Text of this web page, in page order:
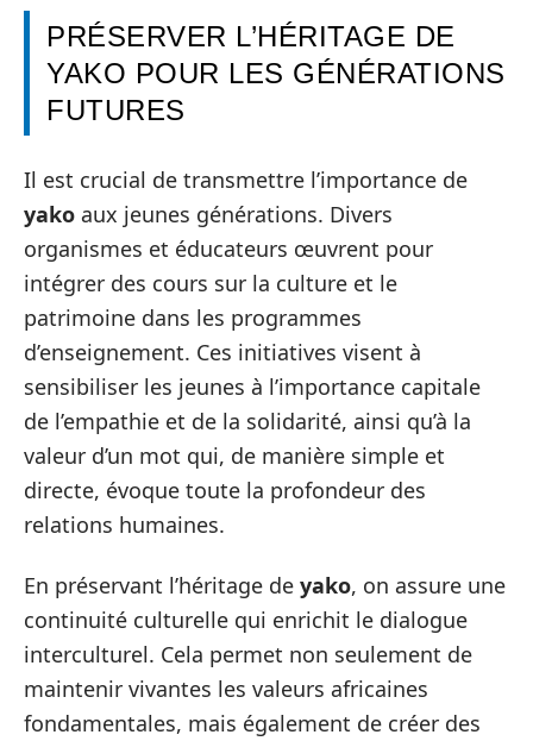
PRÉSERVER L’HÉRITAGE DE
YAKO POUR LES GÉNÉRATIONS
FUTURES
Il est crucial de transmettre l’importance de
yako aux jeunes générations. Divers
organismes et éducateurs œuvrent pour
intégrer des cours sur la culture et le
patrimoine dans les programmes
d’enseignement. Ces initiatives visent à
sensibiliser les jeunes à l’importance capitale
de l’empathie et de la solidarité, ainsi qu’à la
valeur d’un mot qui, de manière simple et
directe, évoque toute la profondeur des
relations humaines.
En préservant l’héritage de yako, on assure une
continuité culturelle qui enrichit le dialogue
interculturel. Cela permet non seulement de
maintenir vivantes les valeurs africaines
fondamentales, mais également de créer des